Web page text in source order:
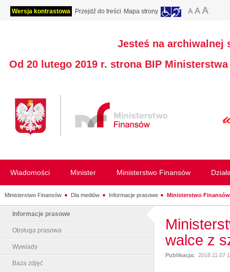
Wersja kontrastowa Przejdź do treści Mapa strony
Jesteś na archiwalnej
Od 20 lutego 2019 r. strona BIP
Wiadomości Minister Ministerstwo Finansów
Ministerstwo Finansów Dla mediów Informacje prasowe Ministerstwo Finansów
Informacje prasowe
Obsługa prasowa
Wywiady
Baza zdjęć
walce z
Publikacja: 2018.11.07